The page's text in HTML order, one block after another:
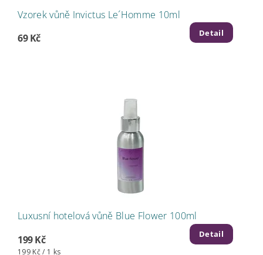
Vzorek vůně Invictus Le´Homme 10ml
69 Kč
Detail
Luxusní hotelová vůně Blue Flower 100ml
199 Kč
199 Kč / 1 ks
Detail